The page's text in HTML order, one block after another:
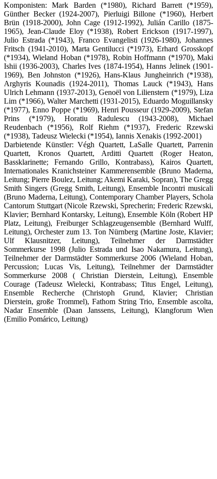
Komponisten: Mark Barden (*1980), Richard Barrett (*1959),
Günther Becker (1924-2007), Pierluigi Billone (*1960), Herbert
Brün (1918-2000), John Cage (1912-1992), Julián Carillo (1875-
1965), Jean-Claude Eloy (*1938), Robert Erickson (1917-1997),
Julio Estrada (*1943), Franco Evangelisti (1926-1980), Johannes
Fritsch (1941-2010), Marta Gentilucci (*1973), Erhard Grosskopf
(*1934), Wieland Hoban (*1978), Robin Hoffmann (*1970), Maki
Ishii (1936-2003), Charles Ives (1874-1954), Hanns Jelinek (1901-
1969), Ben Johnston (*1926), Hans-Klaus Jungheinrich (*1938),
Arghyris Kounadis (1924-2011), Thomas Lauck (*1943), Hans
Ulrich Lehmann (1937-2013), Genoël von Lilienstern (*1979), Liza
Lim (*1966), Walter Marchetti (1931-2015), Eduardo Moguillansky
(*1977), Enno Poppe (*1969), Henri Pousseur (1929-2009), Stefan
Prins (*1979), Horatiu Radulescu (1943-2008), Michael
Reudenbach (*1956), Rolf Riehm (*1937), Frederic Rzewski
(*1938), Tadeusz Wielecki (*1954), Iannis Xenakis (1992-2001)
Darbietende Künstler: Végh Quartett, LaSalle Quartett, Parrenin
Quartett, Kronos Quartett, Arditti Quartett (Roger Heaton,
Bassklarinette; Fernando Grillo, Kontrabass), Kairos Quartett,
Internationales Kranichsteiner Kammerensemble (Bruno Maderna,
Leitung; Pierre Boulez, Leitung; Akemi Karaki, Sopran), The Gregg
Smith Singers (Gregg Smith, Leitung), Ensemble Incontri musicali
(Bruno Maderna, Leitung), Contemporary Chamber Players, Schola
Cantorum Stuttgart (Nicole Rzewski, Sprecherin; Frederic Rzewski,
Klavier; Bernhard Kontarsky, Leitung), Ensemble Köln (Robert HP
Platz, Leitung), Freiburger Schlagzeugensemble (Bernhard Wulff,
Leitung), Orchester zum 13. Ton Nürnberg (Martine Joste, Klavier;
Ulf Klausnitzer, Leitung), Teilnehmer der Darmstädter
Sommerkurse 1998 (Julio Estrada und Isao Nakamura, Leitung),
Teilnehmer der Darmstädter Sommerkurse 2006 (Wieland Hoban,
Percussion; Lucas Vis, Leitung), Teilnehmer der Darmstädter
Sommerkurse 2008 ( Christian Dierstein, Leitung), Ensemble
Courage (Tadeusz Wielecki, Kontrabass; Titus Engel, Leitung),
Ensemble Recherche (Christoph Grund, Klavier; Christian
Dierstein, große Trommel), Fathom String Trio, Ensemble ascolta,
Nadar Ensemble (Daan Janssens, Leitung), Klangforum Wien
(Emilio Pomárico, Leitung)